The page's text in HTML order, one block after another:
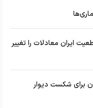
ایران معادلات را تغییر
برای شکست دیوار